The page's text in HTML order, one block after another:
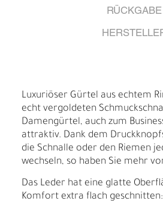
RÜCKGABE
Luxuriöser Gürtel aus echtem
echt vergoldeten
Damengürtel, auch zum
attraktiv. Dank dem
die Schnalle oder den Riemen
wechseln, so haben Sie mehr
Das Leder hat eine glatte
Komfort extra flach